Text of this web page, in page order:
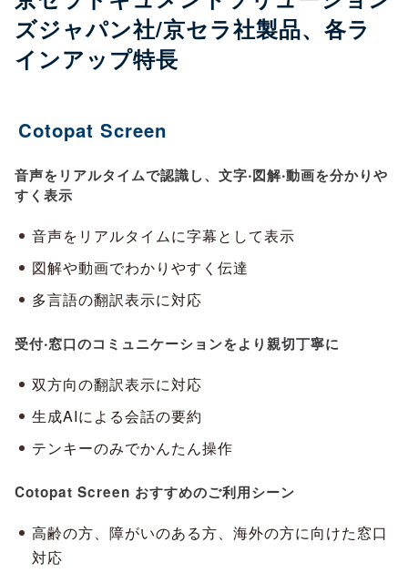
ズジャパン社/京セラ社製品、各ラ
インアップ特長
Cotopat Screen
音声をリアルタイムで認識し、文字‧図解‧動画を分かりや
すく表示
音声をリアルタイムに字幕として表示
図解や動画でわかりやすく伝達
多言語の翻訳表示に対応
受付‧窓⼝のコミュニケーションをより親切丁寧に
双⽅向の翻訳表⽰に対応
生成AIによる会話の要約
テンキーのみでかんたん操作
Cotopat Screen おすすめのご利用シーン
高齢の方、障がいのある方、海外の⽅に向けた窓口
対応